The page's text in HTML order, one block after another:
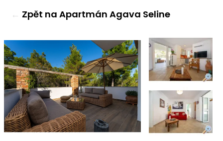
← Zpět na Apartmán Agava Seline